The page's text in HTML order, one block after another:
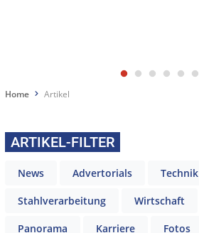
Home Artikel
ARTIKEL-FILTER
News Advertorials Technik
Stahlverarbeitung Wirtschaft
Panorama Karriere Fotos